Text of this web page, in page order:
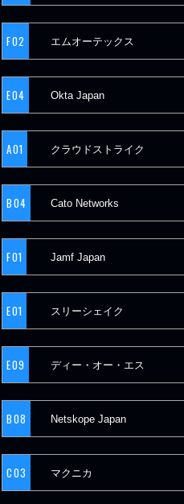
F02 エムオーテックス
E04 Okta Japan
A01 クラウドストライク
B04 Cato Networks
F01 Jamf Japan
E01 スリーシェイク
E09 ディー・オー・エス
B08 Netskope Japan
C03 マクニカ